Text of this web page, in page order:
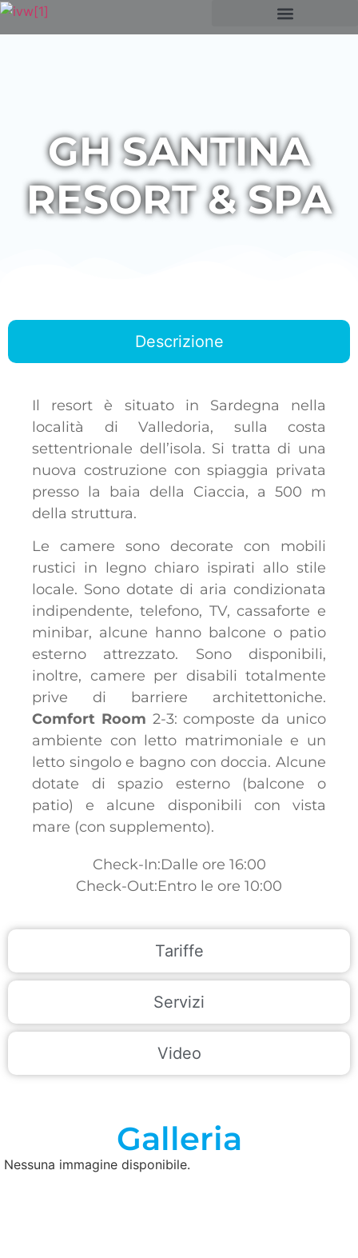
GH SANTINA
RESORT & SPA
Descrizione
Tariffe
Servizi
Video
Il resort è situato in Sardegna nella
località di Valledoria, sulla costa
settentrionale dell’isola. Si tratta di una
nuova costruzione con spiaggia privata
presso la baia della Ciaccia, a 500 m
della struttura.
Le camere sono decorate con mobili
rustici in legno chiaro ispirati allo stile
locale. Sono dotate di aria condizionata
indipendente, telefono, TV, cassaforte e
minibar, alcune hanno balcone o patio
esterno attrezzato. Sono disponibili,
inoltre, camere per disabili totalmente
prive di barriere architettoniche.
Comfort Room 2-3: composte da unico
ambiente con letto matrimoniale e un
letto singolo e bagno con doccia. Alcune
dotate di spazio esterno (balcone o
patio) e alcune disponibili con vista
mare (con supplemento).
Check-In:Dalle ore 16:00
Check-Out:Entro le ore 10:00
Galleria
Nessuna immagine disponibile.